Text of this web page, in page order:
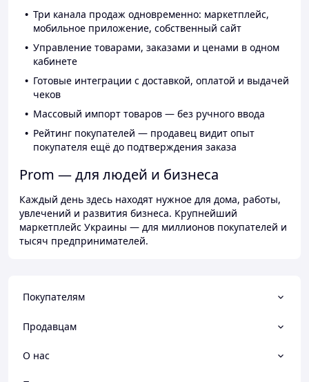
Три канала продаж одновременно: маркетплейс,
мобильное приложение, собственный сайт
Управление товарами, заказами и ценами в одном
кабинете
Готовые интеграции с доставкой, оплатой и выдачей
чеков
Массовый импорт товаров — без ручного ввода
Рейтинг покупателей — продавец видит опыт
покупателя ещё до подтверждения заказа
Prom — для людей и бизнеса
Каждый день здесь находят нужное для дома, работы,
увлечений и развития бизнеса. Крупнейший
маркетплейс Украины — для миллионов покупателей и
тысяч предпринимателей.
Покупателям
Продавцам
О нас